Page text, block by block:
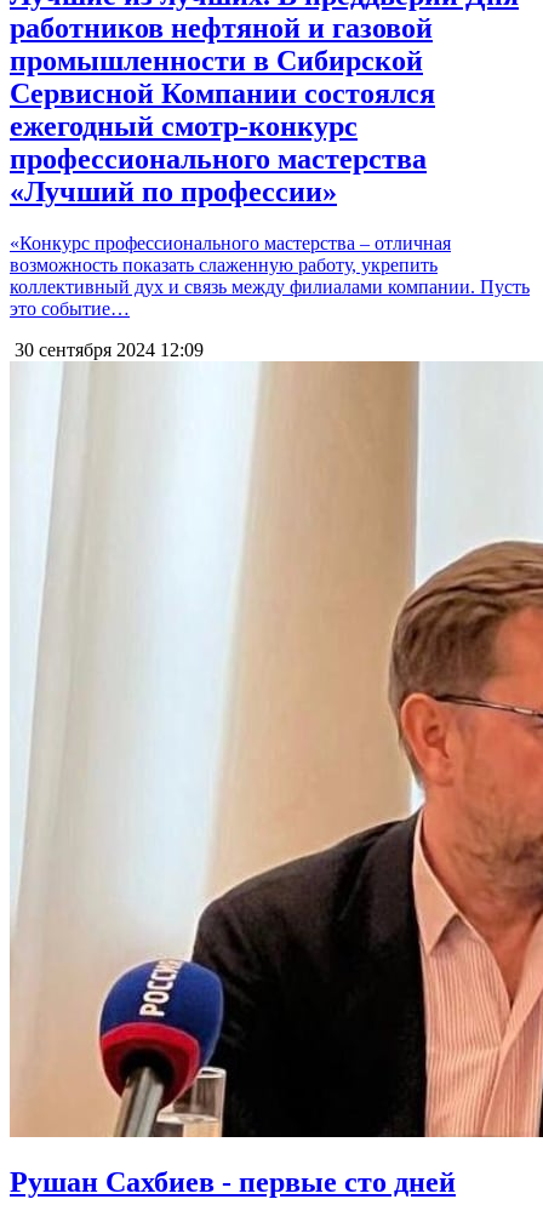
работников нефтяной и газовой
промышленности в Сибирской
Сервисной Компании состоялся
ежегодный смотр-конкурс
профессионального мастерства
«Лучший по профессии»
«Конкурс профессионального мастерства – отличная
возможность показать слаженную работу, укрепить
коллективный дух и связь между филиалами компании. Пусть
это событие…
30 сентября 2024 12:09
Рушан Сахбиев - первые сто дней